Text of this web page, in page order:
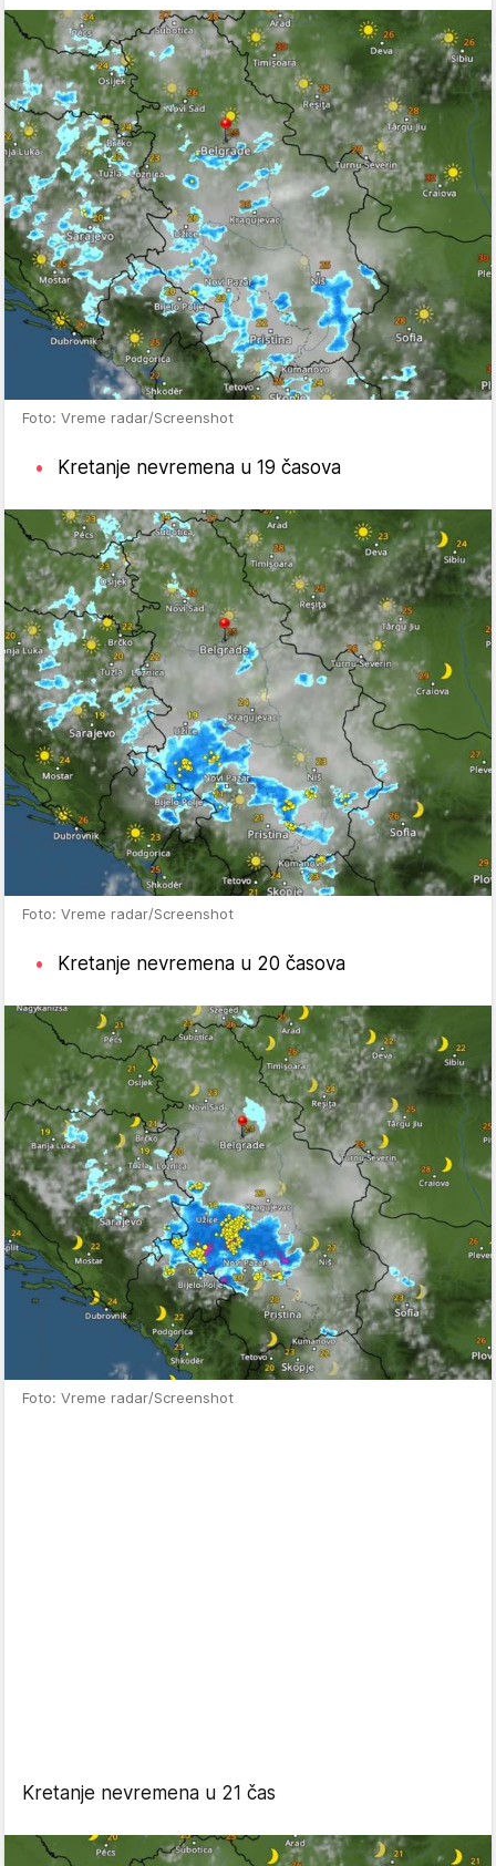
Foto: Vreme radar/Screenshot
Kretanje nevremena u 19 časova
Foto: Vreme radar/Screenshot
Kretanje nevremena u 20 časova
Foto: Vreme radar/Screenshot
Kretanje nevremena u 21 čas